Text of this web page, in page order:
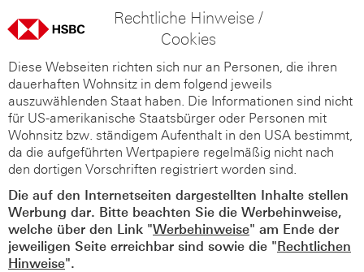
Rechtliche Hinweise /
Cookies
Diese Webseiten richten sich nur an Personen, die ihren
dauerhaften Wohnsitz in dem folgend jeweils
auszuwählenden Staat haben. Die Informationen sind nicht
für US-amerikanische Staatsbürger oder Personen mit
Wohnsitz bzw. ständigem Aufenthalt in den USA bestimmt,
da die aufgeführten Wertpapiere regelmäßig nicht nach
den dortigen Vorschriften registriert worden sind.
Die auf den Internetseiten dargestellten Inhalte stellen
Werbung dar. Bitte beachten Sie die Werbehinweise,
welche über den Link "Werbehinweise" am Ende der
jeweiligen Seite erreichbar sind sowie die "Rechtlichen
Hinweise".